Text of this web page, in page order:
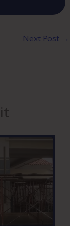
Next Post →